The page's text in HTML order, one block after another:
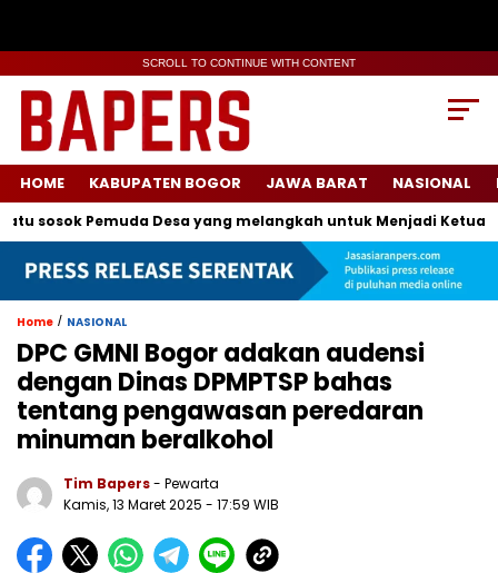
SCROLL TO CONTINUE WITH CONTENT
HOME KABUPATEN BOGOR JAWA BARAT NASIONAL
Pemuda Desa yang melangkah untuk Menjadi Ketua
Home / NASIONAL
DPC GMNI Bogor adakan audensi
dengan Dinas DPMPTSP bahas
tentang pengawasan peredaran
minuman beralkohol
Tim Bapers- Pewarta
Kamis, 13 Maret 2025 - 17:59 WIB